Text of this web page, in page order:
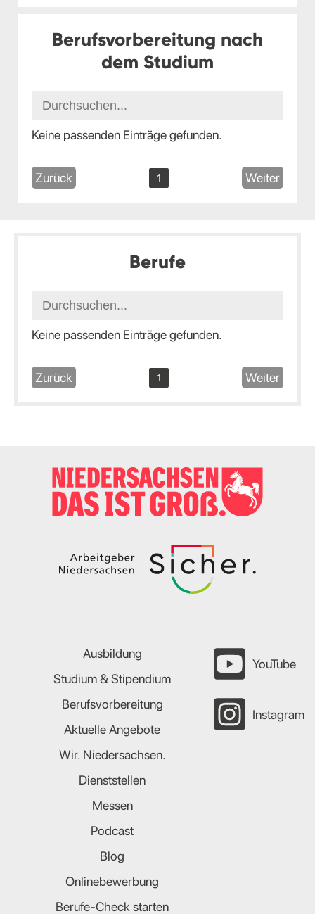
Berufsvorbereitung nach
dem Studium
Keine passenden Einträge gefunden.
Zurück 1 Weiter
Berufe
Keine passenden Einträge gefunden.
Zurück 1 Weiter
Ausbildung
Studium & Stipendium
Berufsvorbereitung
Aktuelle Angebote
Wir. Niedersachsen.
Dienststellen
Messen
Podcast
Blog
Onlinebewerbung
Berufe-Check starten
YouTube
Instagram